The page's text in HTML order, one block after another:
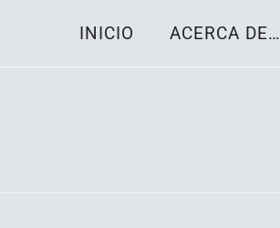
INICIO ACERCA DE…